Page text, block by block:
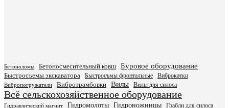
Бетоноломы Бетоносмесительный ковш Буровое оборудование
Быстросъемы экскаватора Быстросъмы фронтальные Виброкатки
Вибропогружатели Вибротрамбовки Вилы Вилы для силоса
Всё сельскохозяйственное оборудование
Гидравлический магнит Гидромолоты Гидроножницы
Грабли для силоса